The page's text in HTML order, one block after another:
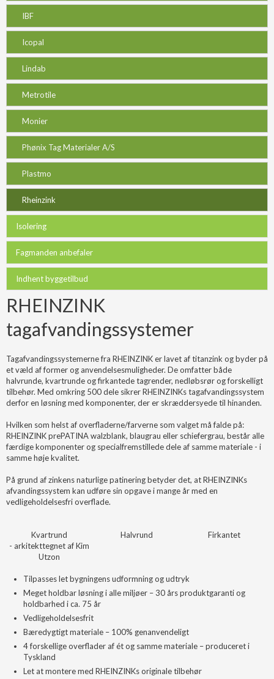
IBF
Icopal
Lindab
Metrotile
Monier
Phønix Tag Materialer A/S
Plastmo
Rheinzink
Isolering
Fagmanden anbefaler
Indhent byggetilbud
RHEINZINK
tagafvandingssystemer
Tagafvandingssystemerne fra RHEINZINK er lavet af titanzink og byder på
et væld af former og anvendelsesmuligheder. De omfatter både
halvrunde, kvartrunde og firkantede tagrender, nedløbsrør og forskelligt
tilbehør. Med omkring 500 dele sikrer RHEINZINKs tagafvandingssystem
derfor en løsning med komponenter, der er skræddersyede til hinanden.
Hvilken som helst af overfladerne/farverne som valget må falde på:
RHEINZINK prePATINA walzblank, blaugrau eller schiefergrau, består alle
færdige komponenter og specialfremstillede dele af samme materiale - i
samme høje kvalitet.
På grund af zinkens naturlige patinering betyder det, at RHEINZINKs
afvandingssystem kan udføre sin opgave i mange år med en
vedligeholdelsesfri overflade.
Kvartrund
- arkitekttegnet af Kim
Utzon
Halvrund Firkantet
Tilpasses let bygningens udformning og udtryk
Meget holdbar løsning i alle miljøer – 30 års produktgaranti og
holdbarhed i ca. 75 år
Vedligeholdelsesfrit
Bæredygtigt materiale – 100% genanvendeligt
4 forskellige overflader af ét og samme materiale – produceret i
Tyskland
Let at montere med RHEINZINKs originale tilbehør